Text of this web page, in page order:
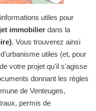
utiles pour
immobilier dans la
. Vous trouverez ainsi
utiles (et, pour
votre projet qu'il s'agisse
donnant les règles
de Venteuges,
permis de